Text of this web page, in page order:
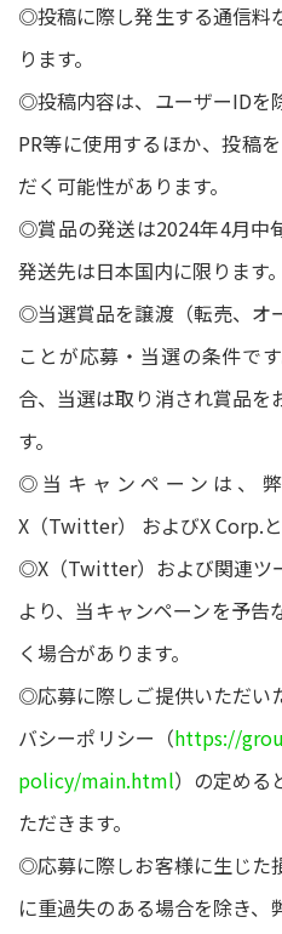
◎投稿に際し発生する通信料
ります。
◎投稿内容は、ユーザーIDを
PR等に使用するほか、投稿
だく可能性があります。
◎賞品の発送は2024年4月中
発送先は日本国内に限ります。
◎当選賞品を譲渡（転売、オ
ことが応募・当選の条件で
合、当選は取り消され賞品を
す。
◎当キャンペーンは、
X（Twitter） およびX Corp.
◎X（Twitter）および関連ツ
より、当キャンペーンを予
く場合があります。
◎応募に際しご提供いただい
バシーポリシー（https://
policy/main.html）の定める
ただきます。
◎応募に際しお客様に生じた
に重過失のある場合を除き